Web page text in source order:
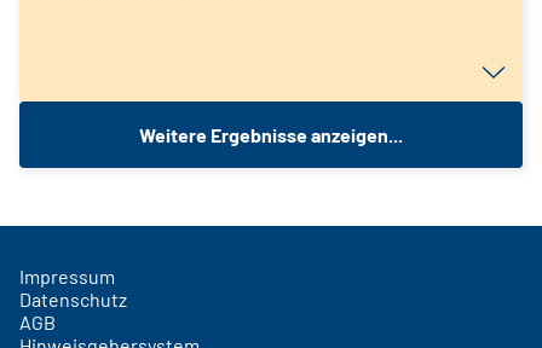
Weitere Ergebnisse anzeigen...
Impressum
Datenschutz
AGB